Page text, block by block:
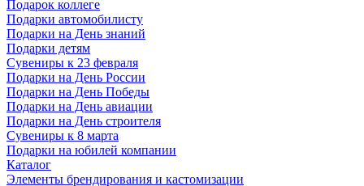
Подарок коллеге
Подарки автомобилисту
Подарки на День знаний
Подарки детям
Сувениры к 23 февраля
Подарки на День России
Подарки на День Победы
Подарки на День авиации
Подарки на День строителя
Сувениры к 8 марта
Подарки на юбилей компании
Каталог
Элементы брендирования и кастомизации